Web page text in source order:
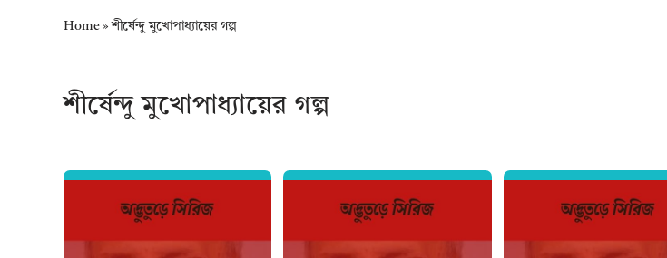
Home»শীর্ষেন্দু মুখোপাধ্যায়ের গল্প
শীর্ষেন্দু মুখোপাধ্যায়ের গল্প